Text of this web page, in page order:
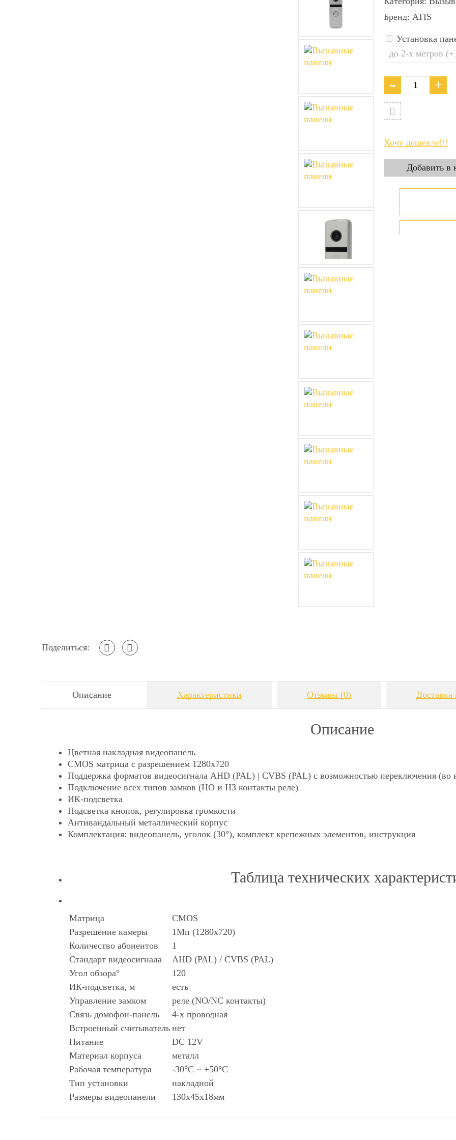
Поделиться:
Бренд: ATIS
Установка
Хочу дешевле!!!
Описание Характеристики Отзывы (0) Доставка
Описание
Цветная накладная видеопанель
CMOS матрица с разрешением 1280х720
Поддержка форматов видеосигнала AHD (PAL) | CVBS (PAL) с возможностью переключения (во
Подключение всех типов замков (НО и НЗ контакты реле)
ИК-подсветка
Подсветка кнопок, регулировка громкости
Антивандальный металлический корпус
Комплектация: видеопанель, уголок (30°), комплект крепежных элементов, инструкция
Таблица технических
Матрица
CMOS
Разрешение камеры
1Мп (1280х720)
Количество абонентов
1
Стандарт видеосигнала
AHD (PAL) / CVBS (PAL)
Угол обзора°
120
ИК-подсветка, м
есть
Управление замком
реле (NO/NC контакты)
Связь домофон-панель
4-х проводная
Встроенный считыватель нет
Питание
DC 12V
Материал корпуса
металл
Рабочая температура
-30°C ~ +50°C
Тип установки
накладной
Размеры видеопанели
130х45х18мм